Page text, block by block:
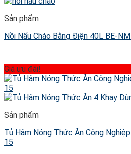
Sản phẩm
Nồi Nấu Cháo Bằng Điện 40L BE-
Giá ưu đãi!
Sản phẩm
Tủ Hâm Nóng Thức Ăn Công
15